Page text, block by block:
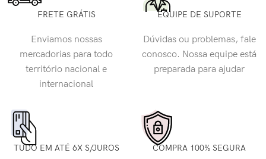
FRETE GRÁTIS
Enviamos nossas
mercadorias para todo
território nacional e
internacional
EQUIPE DE SUPORTE
Dúvidas ou problemas, fale
conosco. Nossa equipe está
preparada para ajudar
TUDO EM ATÉ 6X S/JUROS COMPRA 100% SEGURA